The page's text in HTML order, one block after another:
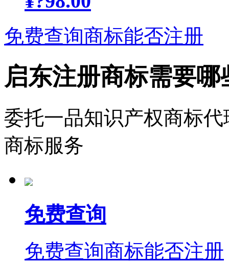
免费查询商标能否注册
启东注册商标需要哪
委托一品知识产权商标
商标服务
免费查询
免费查询商标能否注册